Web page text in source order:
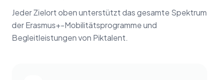
Jeder Zielort oben unterstützt das gesamte Spektrum
der Erasmus+-Mobilitätsprogramme und
Begleitleistungen von Piktalent.